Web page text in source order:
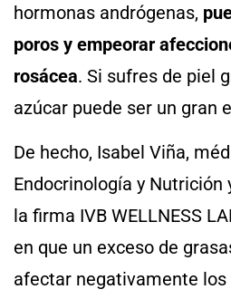
hormonas andrógenas,
poros y empeorar
rosácea. Si sufres de piel
azúcar puede ser un gran
De hecho, Isabel Viña,
Endocrinología y Nutrición
la firma IVB WELLNESS
en que un exceso de
afectar negativamente los